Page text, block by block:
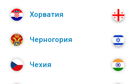
Хорватия
Черногория
Чехия